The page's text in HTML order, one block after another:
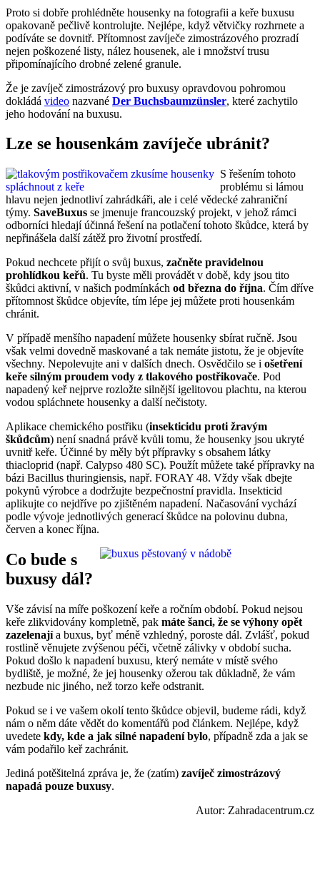
Proto si dobře prohlédněte housenky na fotografii a keře buxusu
opakovaně pečlivě kontrolujte. Nejlépe, když větvičky rozhrnete a
podíváte se dovnitř. Přítomnost zavíječe zimostrázového prozradí
nejen poškozené listy, nález housenek, ale i množství trusu
připomínajícího drobné zelené granule.
Že je zavíječ zimostrázový pro buxusy opravdovou pohromou
dokládá video nazvané Der Buchsbaumzünsler, které zachytilo
jeho hodování na buxusu.
Lze se housenkám zavíječe ubránit?
S řešením tohoto
problému si lámou
hlavu nejen jednotliví zahrádkáři, ale i celé vědecké zahraniční
týmy. SaveBuxus se jmenuje francouzský projekt, v jehož rámci
odborníci hledají účinná řešení na potlačení tohoto škůdce, která by
nepřinášela další zátěž pro životní prostředí.
Pokud nechcete přijít o svůj buxus, začněte pravidelnou
prohlídkou keřů. Tu byste měli provádět v době, kdy jsou tito
škůdci aktivní, v našich podmínkách od března do října. Čím dříve
přítomnost škůdce objevíte, tím lépe jej můžete proti housenkám
chránit.
V případě menšího napadení můžete housenky sbírat ručně. Jsou
však velmi dovedně maskované a tak nemáte jistotu, že je objevíte
všechny. Nepolevujte ani v dalších dnech. Osvědčilo se i ošetření
keře silným proudem vody z tlakového postřikovače. Pod
napadený keř nejprve rozložte silnější igelitovou plachtu, na kterou
vodou spláchnete housenky a další nečistoty.
Aplikace chemického postřiku (insekticidu proti žravým
škůdcům) není snadná právě kvůli tomu, že housenky jsou ukryté
uvnitř keře. Účinné by měly být přípravky s obsahem látky
thiacloprid (např. Calypso 480 SC). Použít můžete také přípravky na
bázi Bacillus thuringiensis, např. FORAY 48. Vždy však dbejte
pokynů výrobce a dodržujte bezpečnostní pravidla. Insekticid
aplikujte co nejdříve po zjištěném napadení. Načasování vychází
podle vývoje jednotlivých generací škůdce na polovinu dubna,
červen a konec října.
Co bude s
buxusy dál?
Vše závisí na míře poškození keře a ročním období. Pokud nejsou
keře zlikvidovány kompletně, pak máte šanci, že se výhony opět
zazelenajía buxus, byť méně vzhledný, poroste dál. Zvlášť, pokud
rostlině věnujete zvýšenou péči, včetně zálivky v období sucha.
Pokud došlo k napadení buxusu, který nemáte v místě svého
bydliště, je možné, že jej housenky ožerou tak důkladně, že vám
nezbude nic jiného, než torzo keře odstranit.
Pokud se i ve vašem okolí tento škůdce objevil, budeme rádi, když
nám o něm dáte vědět do komentářů pod článkem. Nejlépe, když
uvedete kdy, kde a jak silné napadení bylo, případně zda a jak se
vám podařilo keř zachránit.
Jediná potěšitelná zpráva je, že (zatím) zavíječ zimostrázový
napadá pouze buxusy.
Autor: Zahradacentrum.cz